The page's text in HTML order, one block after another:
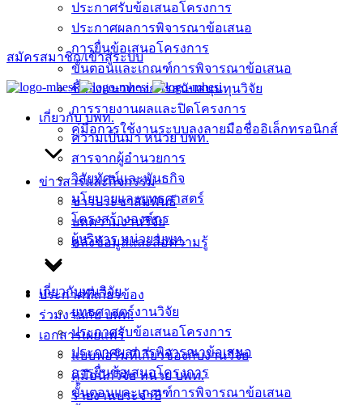
สมัครสมาชิก/เข้าสู่ระบบ
เกี่ยวกับ บพท.
ความเป็นมา หน่วย บพท.
สารจากผู้อำนวยการ
วิสัยทัศน์และพันธกิจ
นโยบายและยุทธศาสตร์
โครงสร้างองค์กร
ผู้บริหาร หน่วย บพท.
เกี่ยวกับทุนวิจัย
ยุทธศาสตร์งานวิจัย
ประกาศรับข้อเสนอโครงการ
ประกาศผลการพิจารณาข้อเสนอ
การยื่นข้อเสนอโครงการ
ขั้นตอนและเกณฑ์การพิจารณาข้อเสนอ
ประกาศรับข้อเสนอโครงการ
ประกาศผลการพิจารณาข้อเสนอ
การยื่นข้อเสนอโครงการ
ขั้นตอนและเกณฑ์การพิจารณาข้อเสนอ
ชี้แจงแนวทางการสนับสนุนทุนวิจัย
การรายงานผลและปิดโครงการ
คู่มือการใช้งานระบบลงลายมือชื่ออิเล็กทรอนิกส์
ข่าวสารและกิจกรรม
ข่าวประชาสัมพันธ์
บทความงานวิจัย
คลังข้อมูลและสื่อความรู้
ประกาศที่เกี่ยวข้อง
ร่วมงานกับ บพท.
เอกสารเผยแพร่
แบบฟอร์มที่เกี่ยวข้องกับงานวิจัย
คู่มือนักวิจัย หน่วย บพท.
รายงานประจำปี